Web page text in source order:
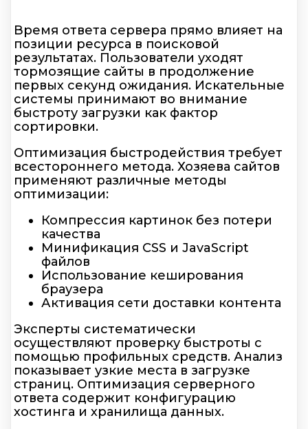
Время ответа сервера прямо влияет на
позиции ресурса в поисковой
результатах. Пользователи уходят
тормозящие сайты в продолжение
первых секунд ожидания. Искательные
системы принимают во внимание
быстроту загрузки как фактор
сортировки.
Оптимизация быстродействия требует
всестороннего метода. Хозяева сайтов
применяют различные методы
оптимизации:
Компрессия картинок без потери
качества
Минификация CSS и JavaScript
файлов
Использование кеширования
браузера
Активация сети доставки контента
Эксперты систематически
осуществляют проверку быстроты с
помощью профильных средств. Анализ
показывает узкие места в загрузке
страниц. Оптимизация серверного
ответа содержит конфигурацию
хостинга и хранилища данных.